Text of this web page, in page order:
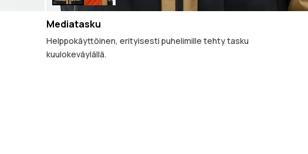
Mediatasku
Helppokäyttöinen, erityisesti puhelimille tehty tasku
kuulokeväylällä.